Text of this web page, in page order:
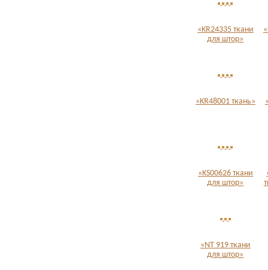
«KR24335 ткани
для штор»
«KR48001 ткань»
«KS00626 ткани
для штор»
«NT 919 ткани
для штор»